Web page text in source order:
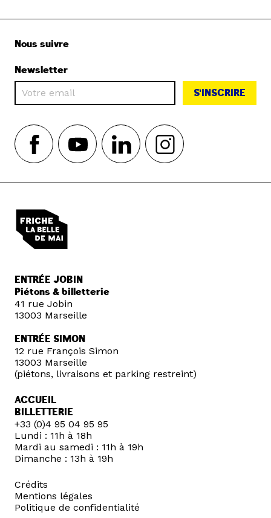
Nous suivre
Newsletter
S'INSCRIRE
ENTRÉE JOBIN
Piétons & billetterie
41 rue Jobin
13003 Marseille
ENTRÉE SIMON
12 rue François Simon
13003 Marseille
(piétons, livraisons et parking restreint)
ACCUEIL
BILLETTERIE
+33 (0)4 95 04 95 95
Lundi : 11h à 18h
Mardi au samedi : 11h à 19h
Dimanche : 13h à 19h
Crédits
Mentions légales
Politique de confidentialité